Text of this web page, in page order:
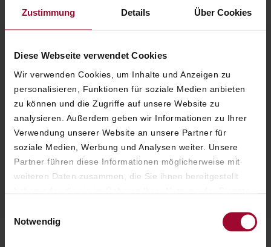
Zustimmung Details Über Cookies
Diese Webseite verwendet Cookies
Wir verwenden Cookies, um Inhalte und Anzeigen zu
personalisieren, Funktionen für soziale Medien anbieten
zu können und die Zugriffe auf unsere Website zu
analysieren. Außerdem geben wir Informationen zu Ihrer
Verwendung unserer Website an unsere Partner für
soziale Medien, Werbung und Analysen weiter. Unsere
Partner führen diese Informationen möglicherweise mit
weiteren Daten zusammen, die Sie ihnen bereitgestellt
unsererDatenschutzerklärung
Notwendig
Our Junior Suites redefine
luxury and well-being with
spacious comfort and
timeless elegance.
ARMIE-ANGÉLIQUE
WEINBERGER
HOTEL DIRECTOR